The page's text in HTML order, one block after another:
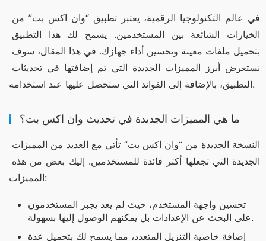
التطبيق، بالإضافة إلى الفوائد التي ستحصل عليها عند استخدامه.
ما هي المميزات الجديدة في تحديث وان اكس بت؟
المميزات:
تحسين واجهة المستخدم، حيث لم يعد يجبر المستخدمون
على البحث عن الإعدادات بل يمكنهم الوصول إليها بسهولة.
إضافة خاصية التنزيل المتعدد، مما يسمح لك بتحميل عدة